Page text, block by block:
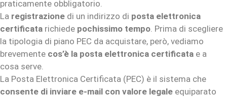
praticamente obbligatorio.
La registrazione di un indirizzo di posta elettronica
certificata richiede pochissimo tempo. Prima di scegliere
la tipologia di piano PEC da acquistare, però, vediamo
brevemente cos’è la posta elettronica certificata e a
cosa serve.
La Posta Elettronica Certificata (PEC) è il sistema che
consente di inviare e-mail con valore legale equiparato